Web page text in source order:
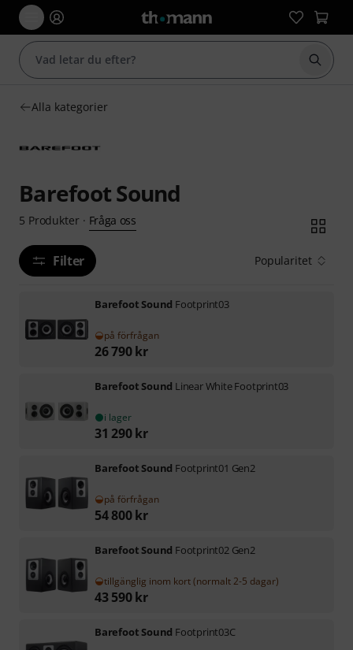
Börja
Alla kategorier
Barefoot Sound
5 Produkter· Fråga oss
Filter Popularitet
Barefoot Sound Footprint03
på förfrågan
26 790 kr
Barefoot Sound Linear White Footprint03
i lager
31 290 kr
Barefoot Sound Footprint01 Gen2
på förfrågan
54 800 kr
Barefoot Sound Footprint02 Gen2
tillgänglig inom kort (normalt 2-5 dagar)
43 590 kr
Barefoot Sound Footprint03C